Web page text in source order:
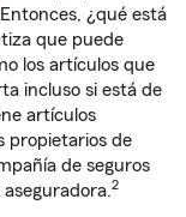
¿qué está
que puede
los artículos que
incluso si está de
artículos
propietarios de
de seguros
2